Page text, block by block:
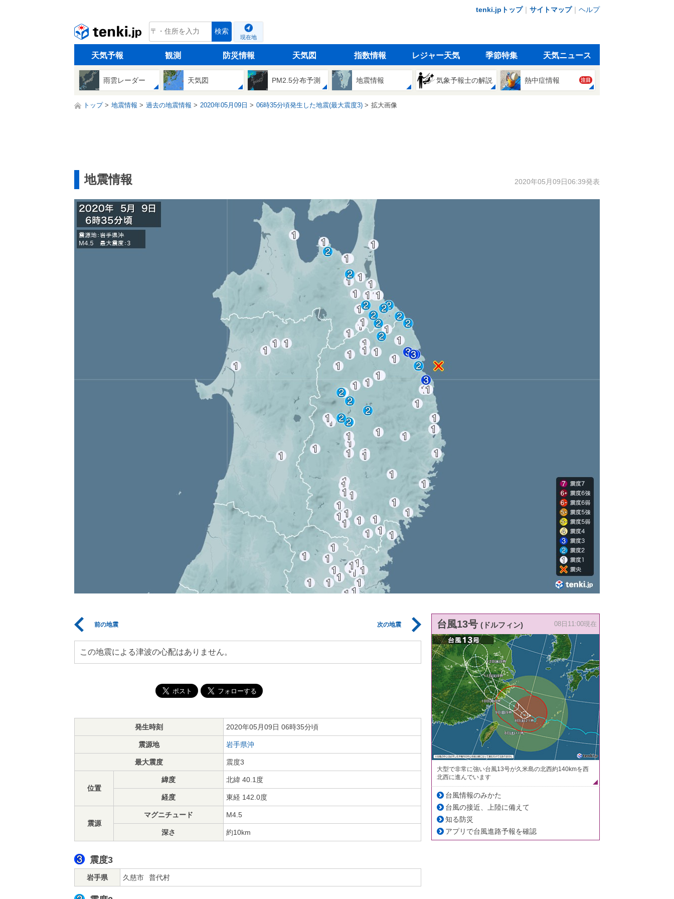
tenki.jpトップ｜ サイトマップ｜ ヘルプ
tenki.jp 検索
現在地
天気予報 観測 防災情報 天気図 指数情報 レジャー天気 季節特集 天気ニュース
雨雲レーダー 天気図 PM2.5分布予測 地震情報 気象予報士の解説 熱中症情報 注目
トップ 地震情報 過去の地震情報 2020年05月09日 06時35分頃発生した地震(最大震度3) 拡大画像
地震情報 2020年05月09日06:39発表
前の地震 次の地震
この地震による津波の心配はありません。
発生時刻 2020年05月09日 06時35分頃
震源地 岩手県沖
最大震度 震度3
位置
緯度 北緯 40.1度
経度 東経 142.0度
震源
マグニチュード M4.5
深さ 約10km
震度3
岩手県 久慈市 普代村
台風13号 (ドルフィン) 08日11:00現在
大型で非常に強い台風13号が久米島の北西約140kmを西
北西に進んでいます
台風情報のみかた
台風の接近、上陸に備えて
知る防災
アプリで台風進路予報を確認